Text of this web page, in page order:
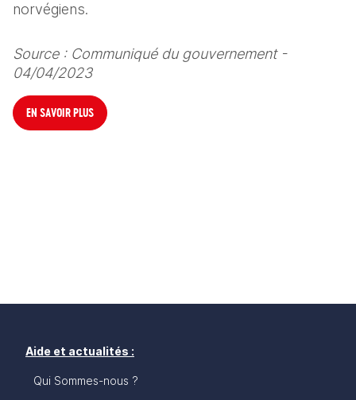
norvégiens.
Source : Communiqué du gouvernement -
04/04/2023
EN SAVOIR PLUS
Aide et actualités :
Qui Sommes-nous ?